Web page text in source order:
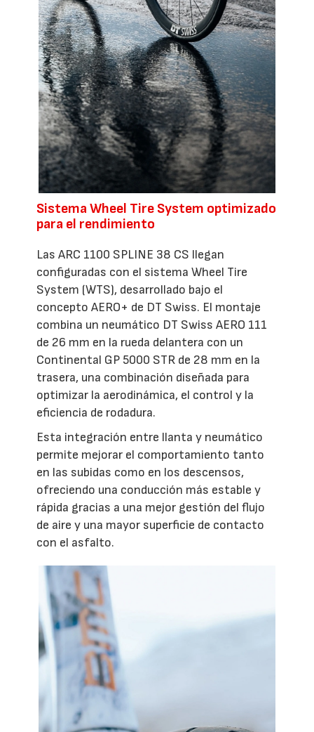
Sistema Wheel Tire System optimizado
para el rendimiento
Las ARC 1100 SPLINE 38 CS llegan
configuradas con el sistema Wheel Tire
System (WTS), desarrollado bajo el
concepto AERO+ de DT Swiss. El montaje
combina un neumático DT Swiss AERO 111
de 26 mm en la rueda delantera con un
Continental GP 5000 STR de 28 mm en la
trasera, una combinación diseñada para
optimizar la aerodinámica, el control y la
eficiencia de rodadura.
Esta integración entre llanta y neumático
permite mejorar el comportamiento tanto
en las subidas como en los descensos,
ofreciendo una conducción más estable y
rápida gracias a una mejor gestión del flujo
de aire y una mayor superficie de contacto
con el asfalto.